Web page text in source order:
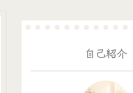
自己紹介